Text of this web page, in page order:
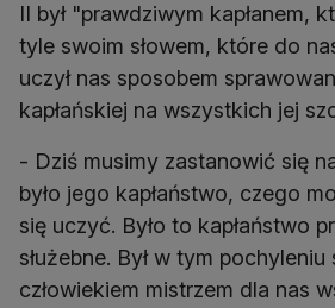
II był "prawdziwym kapłanem,
tyle swoim słowem, które do
uczył nas sposobem
kapłańskiej na wszystkich jej
- Dziś musimy zastanowić się
było jego kapłaństwo, czego
się uczyć. Było to kapłaństwo
służebne. Był w tym pochyleniu
człowiekiem mistrzem dla nas